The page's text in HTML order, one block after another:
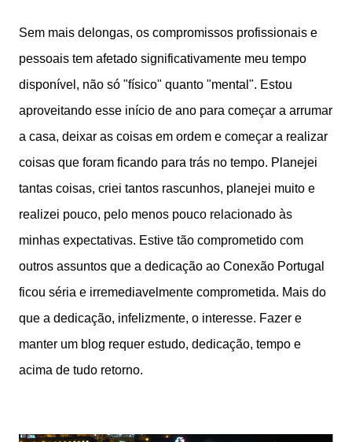
Sem mais delongas, os compromissos profissionais e
pessoais tem afetado significativamente meu tempo
disponível, não só "físico" quanto "mental". Estou
aproveitando esse início de ano para começar a arrumar
a casa, deixar as coisas em ordem e começar a realizar
coisas que foram ficando para trás no tempo. Planejei
tantas coisas, criei tantos rascunhos, planejei muito e
realizei pouco, pelo menos pouco relacionado às
minhas expectativas. Estive tão comprometido com
outros assuntos que a dedicação ao Conexão Portugal
ficou séria e irremediavelmente comprometida. Mais do
que a dedicação, infelizmente, o interesse. Fazer e
manter um blog requer estudo, dedicação, tempo e
acima de tudo retorno.